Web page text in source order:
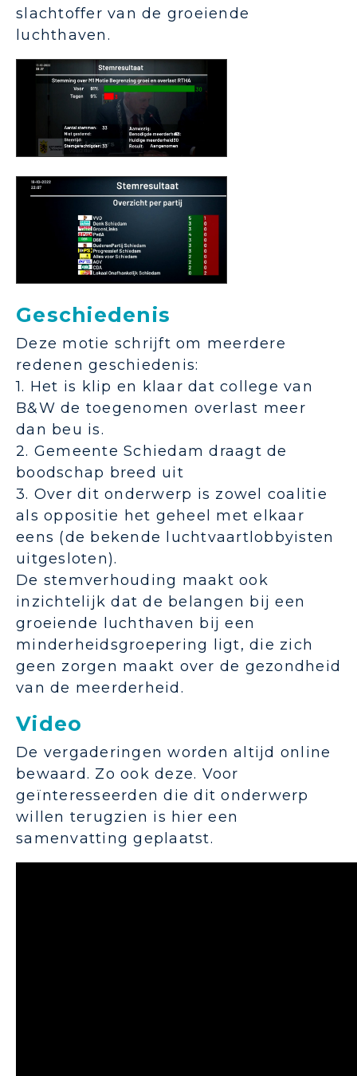
slachtoffer van de groeiende
luchthaven.
Geschiedenis
Deze motie schrijft om meerdere
redenen geschiedenis:
1. Het is klip en klaar dat college van
B&W de toegenomen overlast meer
dan beu is.
2. Gemeente Schiedam draagt de
boodschap breed uit
3. Over dit onderwerp is zowel coalitie
als oppositie het geheel met elkaar
eens (de bekende luchtvaartlobbyisten
uitgesloten).
De stemverhouding maakt ook
inzichtelijk dat de belangen bij een
groeiende luchthaven bij een
minderheidsgroepering ligt, die zich
geen zorgen maakt over de gezondheid
van de meerderheid.
Video
De vergaderingen worden altijd online
bewaard. Zo ook deze. Voor
geïnteresseerden die dit onderwerp
willen terugzien is hier een
samenvatting geplaatst.